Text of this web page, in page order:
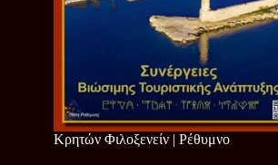
Κρητών Φιλοξενείν | Ρέθυμνο